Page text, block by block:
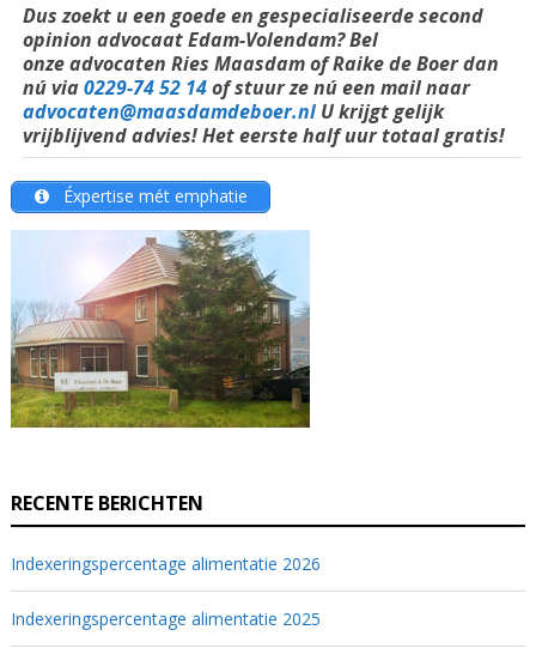
Dus zoekt u een goede en gespecialiseerdesecond
opinion advocaat Edam-Volendam? Bel
onze advocaten Ries Maasdam of Raike de Boer dan
nú via0229-74 52 14of stuur ze nú een mail naar
advocaten@maasdamdeboer.nl U krijgt gelijk
vrijblijvend advies! Het eerste half uur totaal gratis!
Éxpertise mét emphatie
RECENTE BERICHTEN
Indexeringspercentage alimentatie 2026
Indexeringspercentage alimentatie 2025